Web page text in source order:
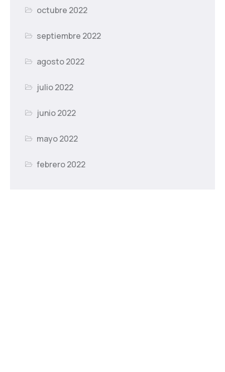
octubre 2022
septiembre 2022
agosto 2022
julio 2022
junio 2022
mayo 2022
febrero 2022